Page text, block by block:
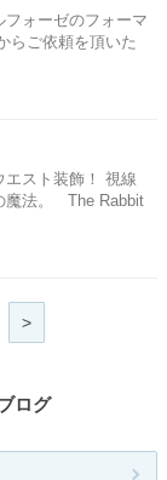
フォーゼのフォーマ
らご依頼を頂いた
エスト装飾！ 視線
魔法。 The Rabbit
>
ログ